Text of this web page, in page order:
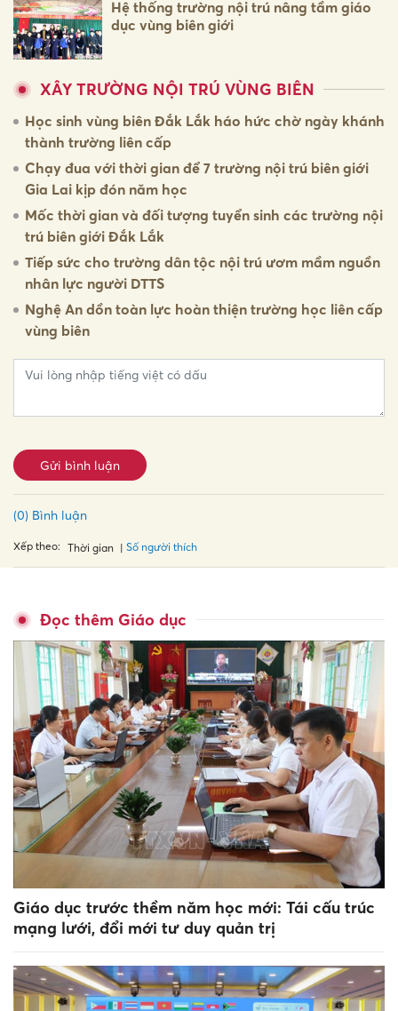
Hệ thống trường nội trú nâng tầm giáo
dục vùng biên giới
XÂY TRƯỜNG NỘI TRÚ VÙNG BIÊN
Học sinh vùng biên Đắk Lắk háo hức chờ ngày khánh
thành trường liên cấp
Chạy đua với thời gian để 7 trường nội trú biên giới
Gia Lai kịp đón năm học
Mốc thời gian và đối tượng tuyển sinh các trường nội
trú biên giới Đắk Lắk
Tiếp sức cho trường dân tộc nội trú ươm mầm nguồn
nhân lực người DTTS
Nghệ An dồn toàn lực hoàn thiện trường học liên cấp
vùng biên
Gửi bình luận
(0) Bình luận
Xếp theo: Thời gian Số người thích
Đọc thêm Giáo dục
Giáo dục trước thềm năm học mới: Tái cấu trúc
mạng lưới, đổi mới tư duy quản trị